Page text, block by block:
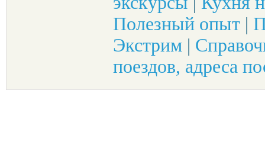
Полезный опыт |
Экстрим |
поездов, адреса